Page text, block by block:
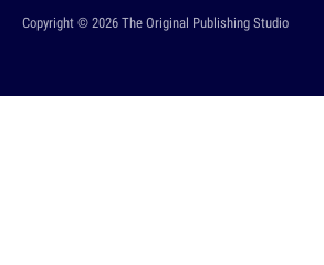
Copyright © 2026 The Original Publishing Studio